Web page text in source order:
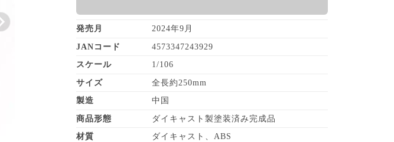
発売月 2024年9月
JANコード 4573347243929
スケール 1/106
サイズ 全長約250mm
製造 中国
商品形態 ダイキャスト製塗装済み完成品
材質 ダイキャスト、ABS